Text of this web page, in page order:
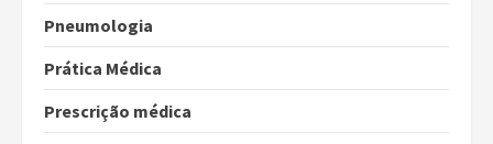
Pneumologia
Prática Médica
Prescrição médica